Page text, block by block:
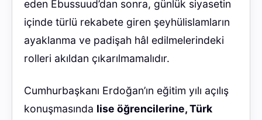
eden Ebussuud’dan sonra, günlük siyasetin
içinde türlü rekabete giren şeyhülislamların
ayaklanma ve padişah hâl edilmelerindeki
rolleri akıldan çıkarılmamalıdır.
Cumhurbaşkanı Erdoğan’ın eğitim yılı açılış
konuşmasında lise öğrencilerine, Türk